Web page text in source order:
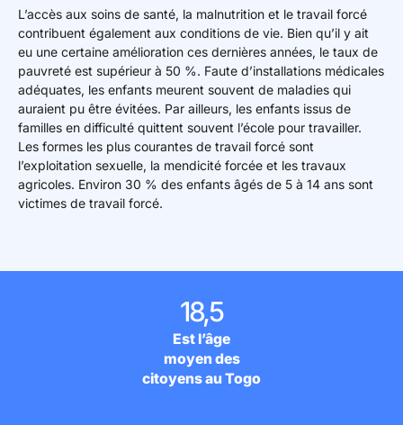
L’accès aux soins de santé, la malnutrition et le travail forcé
contribuent également aux conditions de vie. Bien qu’il y ait
eu une certaine amélioration ces dernières années, le taux de
pauvreté est supérieur à 50 %. Faute d’installations médicales
adéquates, les enfants meurent souvent de maladies qui
auraient pu être évitées. Par ailleurs, les enfants issus de
familles en difficulté quittent souvent l’école pour travailler.
Les formes les plus courantes de travail forcé sont
l’exploitation sexuelle, la mendicité forcée et les travaux
agricoles. Environ 30 % des enfants âgés de 5 à 14 ans sont
victimes de travail forcé.
18,5
Est l’âge
moyen des
citoyens au Togo